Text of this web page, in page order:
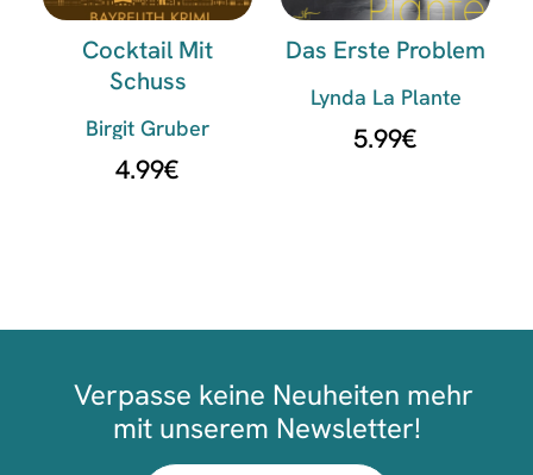
Cocktail Mit
Schuss
Birgit Gruber
4.99€
Das Erste Problem
Lynda La Plante
5.99€
Verpasse keine Neuheiten mehr
mit unserem Newsletter!